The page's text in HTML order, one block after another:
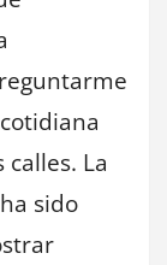
La
sido